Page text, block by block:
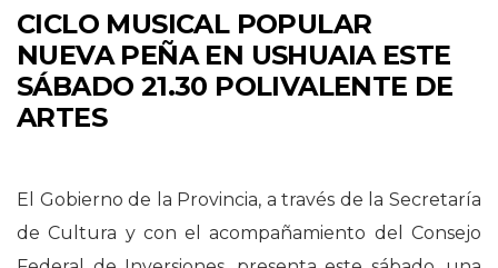
CICLO MUSICAL POPULAR
NUEVA PEÑA EN USHUAIA ESTE
SÁBADO 21.30 POLIVALENTE DE
ARTES
El Gobierno de la Provincia, a través de la Secretaría
de Cultura y con el acompañamiento del Consejo